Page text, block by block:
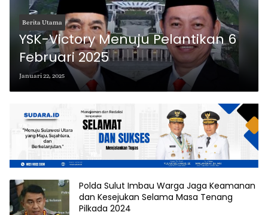
Berita Utama
YSK-Victory Menuju Pelantikan 6
Februari 2025
Januari 22, 2025
Polda Sulut Imbau Warga Jaga Keamanan
dan Kesejukan Selama Masa Tenang
Pilkada 2024